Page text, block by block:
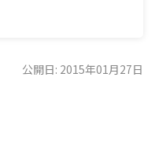
公開日: 2015年01月27日